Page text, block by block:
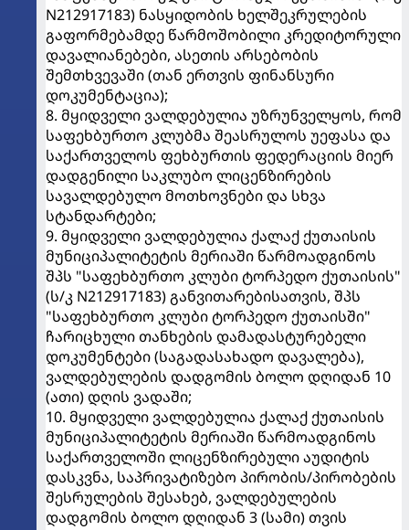
N212917183) ნასყიდობის ხელშეკრულების
გაფორმებამდე წარმოშობილი კრედიტორული
დავალიანებები, ასეთის არსებობის
შემთხვევაში (თან ერთვის ფინანსური
დოკუმენტაცია);
8. მყიდველი ვალდებულია უზრუნველყოს, რომ
საფეხბურთო კლუბმა შეასრულოს უეფასა და
საქართველოს ფეხბურთის ფედერაციის მიერ
დადგენილი საკლუბო ლიცენზირების
სავალდებულო მოთხოვნები და სხვა
სტანდარტები;
9. მყიდველი ვალდებულია ქალაქ ქუთაისის
მუნიციპალიტეტის მერიაში წარმოადგინოს
შპს "საფეხბურთო კლუბი ტორპედო ქუთაისის"
(ს/კ N212917183) განვითარებისათვის, შპს
"საფეხბურთო კლუბი ტორპედო ქუთაისში"
ჩარიცხული თანხების დამადასტურებელი
დოკუმენტები (საგადასახადო დავალება),
ვალდებულების დადგომის ბოლო დღიდან 10
(ათი) დღის ვადაში;
10. მყიდველი ვალდებულია ქალაქ ქუთაისის
მუნიციპალიტეტის მერიაში წარმოადგინოს
საქართველოში ლიცენზირებული აუდიტის
დასკვნა, საპრივატიზებო პირობის/პირობების
შესრულების შესახებ, ვალდებულების
დადგომის ბოლო დღიდან 3 (სამი) თვის